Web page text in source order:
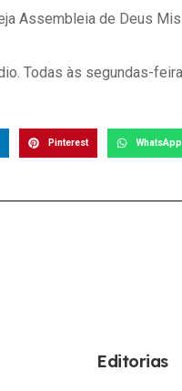
Assembleia de Deus
Todas às segundas-
Pinterest WhatsApp
Editorias